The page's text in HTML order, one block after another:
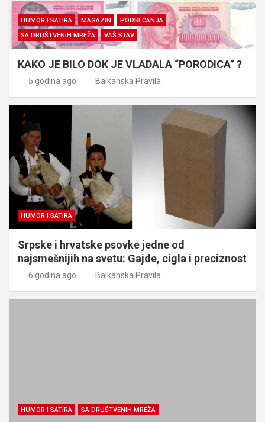
HUMOR I SATIRA MAGAZIN
PODSEĆANJA
SA DRUŠTVENIH MREŽA
VAŠ STAV
KAKO JE BILO DOK JE VLADALA “PORODICA” ?
5 godina ago Balkanska Pravila
HUMOR I SATIRA
Srpske i hrvatske psovke jedne od
najsmešnijih na svetu: Gajde, cigla i preciznost
6 godina ago Balkanska Pravila
HUMOR I SATIRA SA DRUŠTVENIH MREŽA